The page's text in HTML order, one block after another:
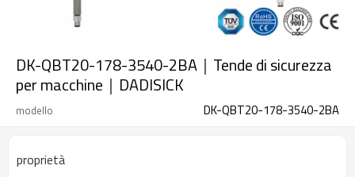
DK-QBT20-178-3540-2BA｜Tende di sicurezza
per macchine｜DADISICK
modello DK-QBT20-178-3540-2BA
proprietà